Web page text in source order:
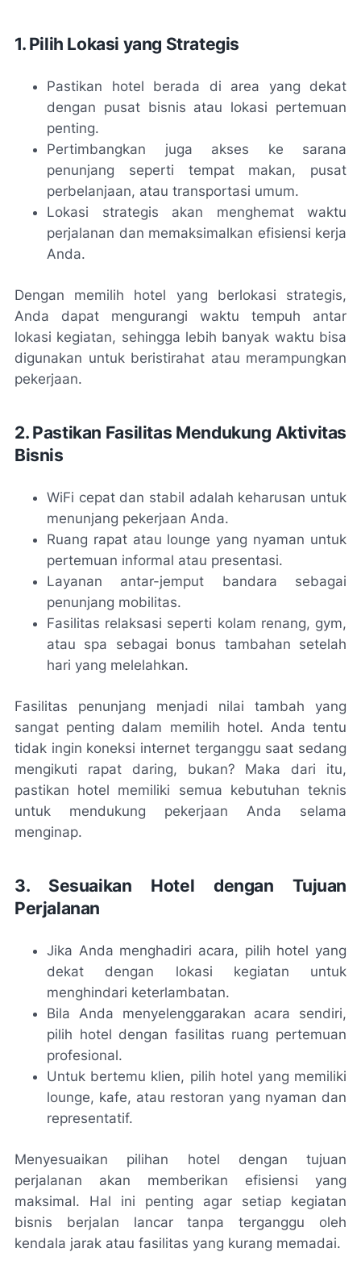
1. Pilih Lokasi yang Strategis
Pastikan hotel berada di area yang dekat
dengan pusat bisnis atau lokasi pertemuan
penting.
Pertimbangkan juga akses ke sarana
penunjang seperti tempat makan, pusat
perbelanjaan, atau transportasi umum.
Lokasi strategis akan menghemat waktu
perjalanan dan memaksimalkan efisiensi kerja
Anda.
Dengan memilih hotel yang berlokasi strategis,
Anda dapat mengurangi waktu tempuh antar
lokasi kegiatan, sehingga lebih banyak waktu bisa
digunakan untuk beristirahat atau merampungkan
pekerjaan.
2. Pastikan Fasilitas Mendukung Aktivitas
Bisnis
WiFi cepat dan stabil adalah keharusan untuk
menunjang pekerjaan Anda.
Ruang rapat atau lounge yang nyaman untuk
pertemuan informal atau presentasi.
Layanan antar-jemput bandara sebagai
penunjang mobilitas.
Fasilitas relaksasi seperti kolam renang, gym,
atau spa sebagai bonus tambahan setelah
hari yang melelahkan.
Fasilitas penunjang menjadi nilai tambah yang
sangat penting dalam memilih hotel. Anda tentu
tidak ingin koneksi internet terganggu saat sedang
mengikuti rapat daring, bukan? Maka dari itu,
pastikan hotel memiliki semua kebutuhan teknis
untuk mendukung pekerjaan Anda selama
menginap.
3. Sesuaikan Hotel dengan Tujuan
Perjalanan
Jika Anda menghadiri acara, pilih hotel yang
dekat dengan lokasi kegiatan untuk
menghindari keterlambatan.
Bila Anda menyelenggarakan acara sendiri,
pilih hotel dengan fasilitas ruang pertemuan
profesional.
Untuk bertemu klien, pilih hotel yang memiliki
lounge, kafe, atau restoran yang nyaman dan
representatif.
Menyesuaikan pilihan hotel dengan tujuan
perjalanan akan memberikan efisiensi yang
maksimal. Hal ini penting agar setiap kegiatan
bisnis berjalan lancar tanpa terganggu oleh
kendala jarak atau fasilitas yang kurang memadai.